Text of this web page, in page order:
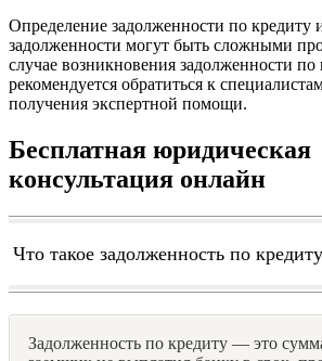
Определение задолженности по кредиту
задолженности могут быть сложными
случае возникновения задолженности по
рекомендуется обратиться к
получения экспертной помощи.
Бесплатная юридическая
консультация онлайн
Что такое задолженность по
Задолженность по кредиту — это